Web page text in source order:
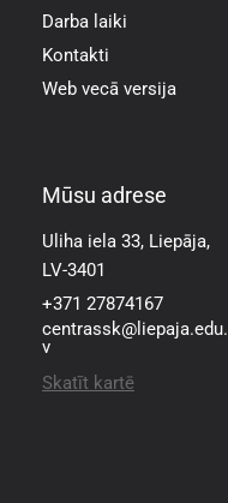
Darba laiki
Kontakti
Web vecā versija
Mūsu adrese
Uliha iela 33, Liepāja,
LV-3401
+371 27874167
centrassk@liepaja.edu.l
v
Skatīt kartē